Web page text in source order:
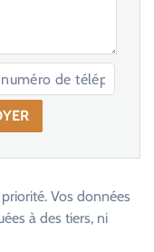
Vos données
à des tiers, ni